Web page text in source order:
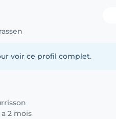
voir ce profil complet.
2 mois